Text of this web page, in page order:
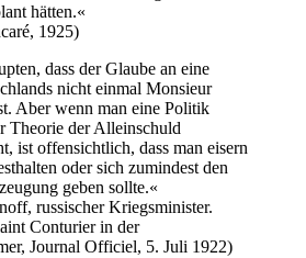
hätten.«
1925)
dass der Glaube an eine
nicht einmal Monsieur
Aber wenn man eine Politik
Theorie der Alleinschuld
ist offensichtlich, dass man eisern
oder sich zumindest den
geben sollte.«
russischer Kriegsminister.
Conturier in der
Journal Officiel, 5. Juli 1922)